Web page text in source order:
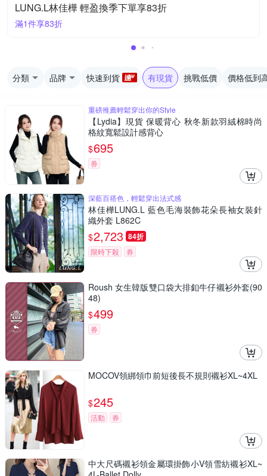
LUNG.L林佳樺 輕盈換季下單享83折
滿1件享83折
分類 品牌 快速到貨 有現貨 挑戰低價 價格低到
重磅推薦輕鬆穿出你的Style
【Lydia】現貨 保暖背心 秋冬新款羽絨棉時尚
格紋寬鬆設計感背心
$695
券
深藍百搭色，輕鬆穿出法式感
林佳樺LUNG.L 藍色毛海裝飾花朵長袖女裝針
織外套 L862C
$2,723 84折
限時下殺 券
Roush 女生韓版雙口袋大排釦牛仔襯衫外套(90
48)
$499
券
MOCOV領綁領巾前短後長不規則襯衫XL~4XL
$245
活動 券
中大尺碼襯衫領金屬環掛飾小V領雪紡襯衫XL~